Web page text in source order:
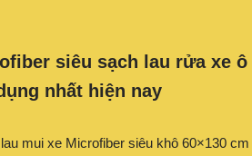
siêu sạch lau rửa xe ô
nhất hiện nay
mui xe Microfiber siêu khô 60×130 cm